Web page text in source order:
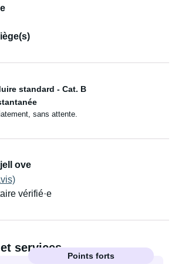
standard - Cat. B
sans attente.
ove
vérifié·e
services
Points forts